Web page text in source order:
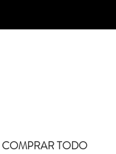
COMPRAR TODO